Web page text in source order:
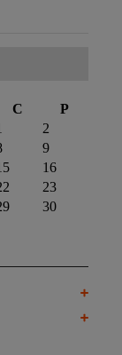
C
P
2
9
16
23
30